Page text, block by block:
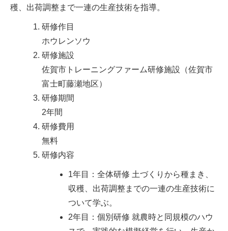
穫、出荷調整まで一連の生産技術を指導。
研修作目
ホウレンソウ
研修施設
佐賀市トレーニングファーム研修施設（佐賀市
富士町藤瀬地区）
研修期間
2年間
研修費用
無料
研修内容
1年目：全体研修 土づくりから種まき、
収穫、出荷調整までの一連の生産技術に
ついて学ぶ。
2年目：個別研修 就農時と同規模のハウ